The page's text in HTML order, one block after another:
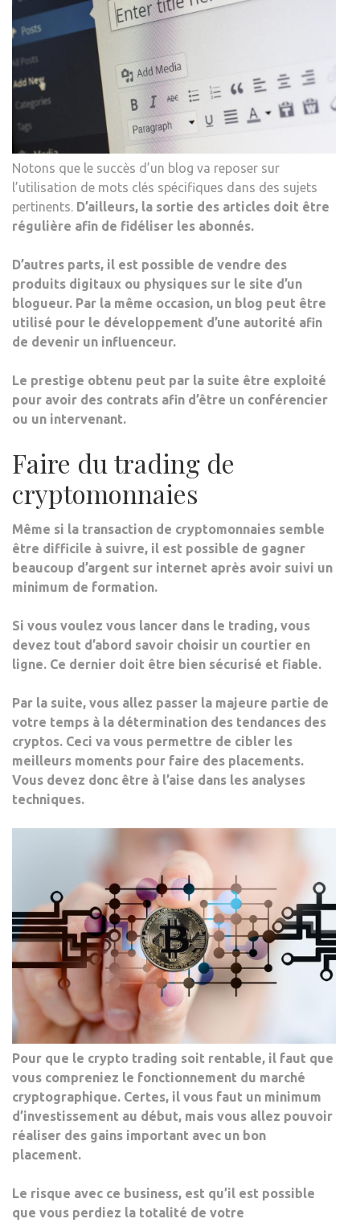
Notons que le succès d’un blog va reposer sur
l’utilisation de mots clés spécifiques dans des sujets
pertinents. D’ailleurs, la sortie des articles doit être
régulière afin de fidéliser les abonnés.
D’autres parts, il est possible de vendre des
produits digitaux ou physiques sur le site d’un
blogueur. Par la même occasion, un blog peut être
utilisé pour le développement d’une autorité afin
de devenir un influenceur.
Le prestige obtenu peut par la suite être exploité
pour avoir des contrats afin d’être un conférencier
ou un intervenant.
Faire du trading de
cryptomonnaies
Même si la transaction de cryptomonnaies semble
être difficile à suivre, il est possible de gagner
beaucoup d’argent sur internet après avoir suivi un
minimum de formation.
Si vous voulez vous lancer dans le trading, vous
devez tout d’abord savoir choisir un courtier en
ligne. Ce dernier doit être bien sécurisé et fiable.
Par la suite, vous allez passer la majeure partie de
votre temps à la détermination des tendances des
cryptos. Ceci va vous permettre de cibler les
meilleurs moments pour faire des placements.
Vous devez donc être à l’aise dans les analyses
techniques.
Pour que le crypto trading soit rentable, il faut que
vous compreniez le fonctionnement du marché
cryptographique. Certes, il vous faut un minimum
d’investissement au début, mais vous allez pouvoir
réaliser des gains important avec un bon
placement.
Le risque avec ce business, est qu’il est possible
que vous perdiez la totalité de votre